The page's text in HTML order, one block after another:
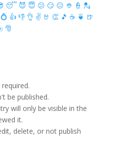
😴 😈 😇 😕 😏 😑 👲 👮 💂
💍 👍 👎 👌 ✌️ 🤘 👏 🎵 ☕️ 🍵 🍺
🎅
be published.
will only be visible in the
it.
delete, or not publish